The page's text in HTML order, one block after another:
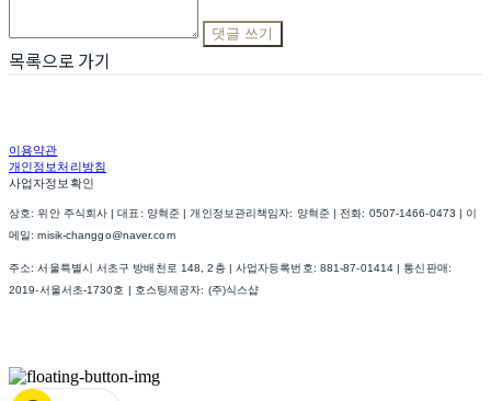
댓글 쓰기
목록으로 가기
이용약관
개인정보처리방침
사업자정보확인
상호: 위안 주식회사 | 대표: 양혁준 | 개인정보관리책임자: 양혁준 | 전화: 0507-1466-0473 | 이
메일: misik-changgo@naver.com
주소: 서울특별시 서초구 방배천로 148, 2층 | 사업자등록번호: 881-87-01414 | 통신판매:
2019-서울서초-1730호
| 호스팅제공자: (주)식스샵